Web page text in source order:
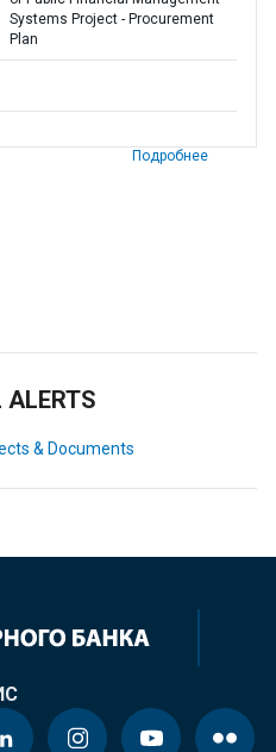
Systems Project - Procurement
Plan
Подробнее
ALERTS
& Documents